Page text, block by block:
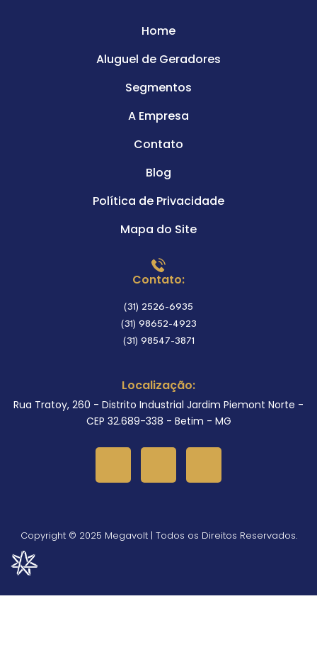
Home
Aluguel de Geradores
Segmentos
A Empresa
Contato
Blog
Política de Privacidade
Mapa do Site
Contato:
(31) 2526-6935
(31) 98652-4923
(31) 98547-3871
Localização:
Rua Tratoy, 260 - Distrito Industrial Jardim Piemont Norte -
CEP 32.689-338 - Betim - MG
Copyright © 2025 Megavolt | Todos os Direitos Reservados.